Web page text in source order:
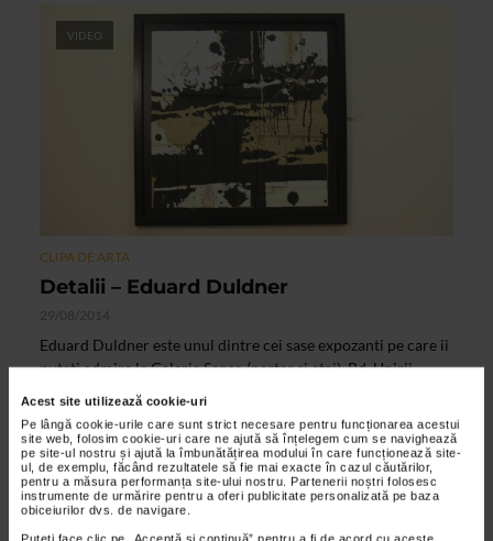
Acest site utilizează cookie-uri
Pe lângă cookie-urile care sunt strict necesare pentru funcționarea acestui
site web, folosim cookie-uri care ne ajută să înțelegem cum se navighează
pe site-ul nostru și ajută la îmbunătățirea modului în care funcționează site-
ul, de exemplu, făcând rezultatele să fie mai exacte în cazul căutărilor,
pentru a măsura performanța site-ului nostru. Partenerii noștri folosesc
instrumente de urmărire pentru a oferi publicitate personalizată pe baza
obiceiurilor dvs. de navigare.
Puteți face clic pe „Acceptă si continuă” pentru a fi de acord cu aceste
VIDEO
CLIPA DE ARTA
Detalii – Eduard Duldner
29/08/2014
Eduard Duldner este unul dintre cei sase expozanti pe care ii
puteti admira la Galeria Senso (parter si etaj), Bd. Unirii
nr.15, sector 5, Bucuresti, pana pe 18...
VIDEO